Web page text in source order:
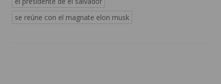
se reúne con el magnate elon musk